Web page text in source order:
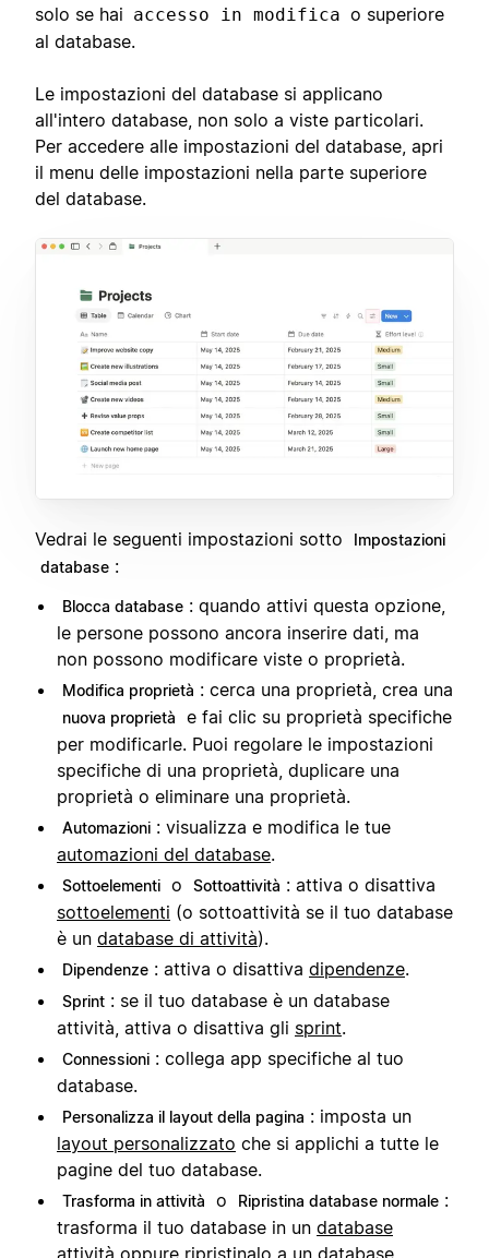
solo se hai accesso in modifica o superiore
al database.
Le impostazioni del database si applicano
all'intero database, non solo a viste particolari.
Per accedere alle impostazioni del database, apri
il menu delle impostazioni nella parte superiore
del database.
Vedrai le seguenti impostazioni sotto
Impostazioni
database :
Blocca database : quando attivi questa opzione,
le persone possono ancora inserire dati, ma
non possono modificare viste o proprietà.
Modifica proprietà : cerca una proprietà, crea una
nuova proprietà
e fai clic su proprietà specifiche
per modificarle. Puoi regolare le impostazioni
specifiche di una proprietà, duplicare una
proprietà o eliminare una proprietà.
Automazioni : visualizza e modifica le tue
automazioni del database.
Sottoelementi o Sottoattività : attiva o disattiva
sottoelementi (o sottoattività se il tuo database
è un database di attività).
Dipendenze : attiva o disattiva dipendenze.
Sprint : se il tuo database è un database
attività, attiva o disattiva gli sprint.
Connessioni : collega app specifiche al tuo
database.
Personalizza il layout della pagina : imposta un
layout personalizzato che si applichi a tutte le
pagine del tuo database.
Trasforma in attività o Ripristina database normale :
trasforma il tuo database in un database
attività oppure ripristinalo a un database